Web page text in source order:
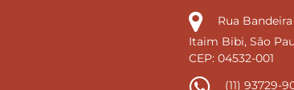
Rua
Itaim Bibi, São
CEP: 04532-001
(11) 93729-